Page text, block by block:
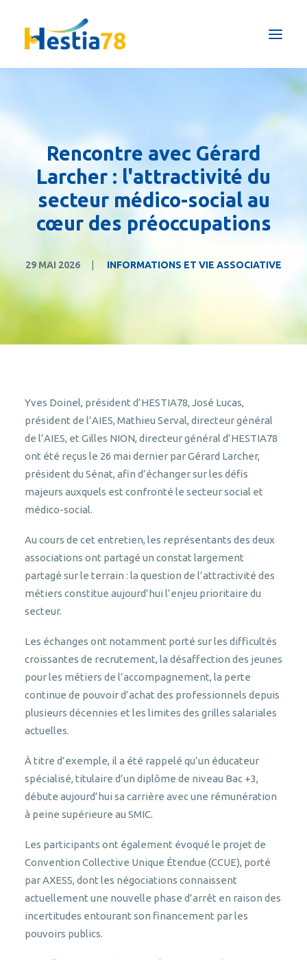
Maison de répit
Nous soutenir
Rencontre avec Gérard
Larcher : l'attractivité du
secteur médico-social au
cœur des préoccupations
29 MAI 2026 INFORMATIONS ET VIE ASSOCIATIVE
Yves Doinel, président d’HESTIA78, José Lucas,
président de l’AIES, Mathieu Serval, directeur général
de l’AIES, et Gilles NION, directeur général d’HESTIA78
ont été reçus le 26 mai dernier par Gérard Larcher,
président du Sénat, afin d’échanger sur les défis
majeurs auxquels est confronté le secteur social et
médico-social.
Au cours de cet entretien, les représentants des deux
associations ont partagé un constat largement
partagé sur le terrain : la question de l’attractivité des
métiers constitue aujourd’hui l’enjeu prioritaire du
secteur.
Les échanges ont notamment porté sur les difficultés
croissantes de recrutement, la désaffection des jeunes
pour les métiers de l’accompagnement, la perte
continue de pouvoir d’achat des professionnels depuis
plusieurs décennies et les limites des grilles salariales
actuelles.
À titre d’exemple, il a été rappelé qu’un éducateur
spécialisé, titulaire d’un diplôme de niveau Bac +3,
débute aujourd’hui sa carrière avec une rémunération
à peine supérieure au SMIC.
Les participants ont également évoqué le projet de
Convention Collective Unique Étendue (CCUE), porté
par AXESS, dont les négociations connaissent
actuellement une nouvelle phase d’arrêt en raison des
incertitudes entourant son financement par les
pouvoirs publics.